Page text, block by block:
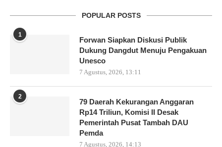
POPULAR POSTS
1
Forwan Siapkan Diskusi Publik
Dukung Dangdut Menuju Pengakuan
Unesco
7 Agustus, 2026, 13:11
2
79 Daerah Kekurangan Anggaran
Rp14 Triliun, Komisi II Desak
Pemerintah Pusat Tambah DAU
Pemda
7 Agustus, 2026, 14:13